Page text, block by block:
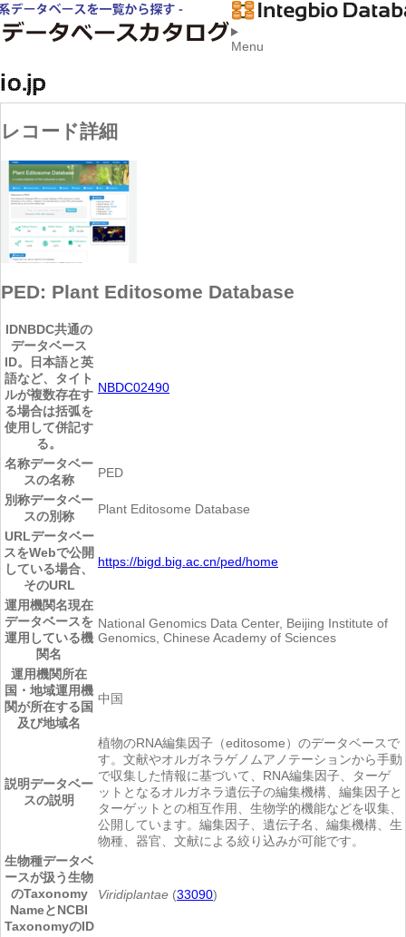
Menu
レコード詳細
PED: Plant Editosome Database
IDNBDC共通の
データベース
ID。日本語と英
語など、タイト
ルが複数存在す
る場合は括弧を
使用して併記す
る。
NBDC02490
名称データベー
スの名称
PED
別称データベー
スの別称
Plant Editosome Database
URLデータベー
スをWebで公開
している場合、
そのURL
https://bigd.big.ac.cn/ped/home
運用機関名現在
データベースを
運用している機
関名
National Genomics Data Center, Beijing Institute of
Genomics, Chinese Academy of Sciences
運用機関所在
国・地域運用機
関が所在する国
及び地域名
中国
説明データベー
スの説明
植物のRNA編集因子（editosome）のデータベースで
す。文献やオルガネラゲノムアノテーションから手動
で収集した情報に基づいて、RNA編集因子、ターゲ
ットとなるオルガネラ遺伝子の編集機構、編集因子と
ターゲットとの相互作用、生物学的機能などを収集、
公開しています。編集因子、遺伝子名、編集機構、生
物種、器官、文献による絞り込みが可能です。
生物種データベ
ースが扱う生物
のTaxonomy
NameとNCBI
TaxonomyのID
Viridiplantae (33090)